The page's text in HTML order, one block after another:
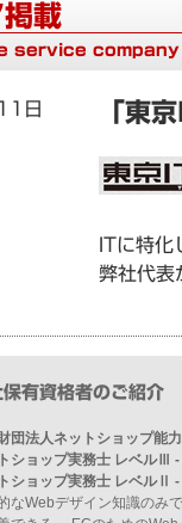
載
service company
日 「東
ITに特化
弊社代表
保有資格者のご紹介
団法人ネットショップ能
ショップ実務士 レベルⅢ
ショップ実務士 レベルⅡ
なWebデザイン知識のみ